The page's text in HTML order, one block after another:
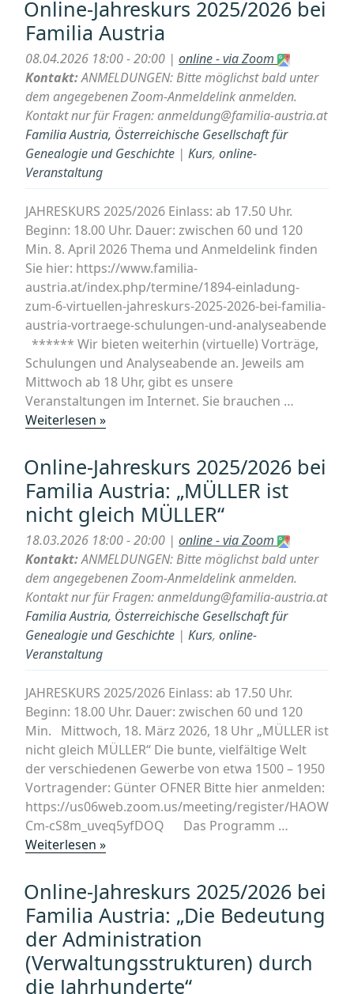
owns
scholarly
publishing?” von
Vincent
Larivière“
Online-Jahreskurs 2025/2026 bei
Familia Austria
08.04.2026 18:00 - 20:00 | online - via Zoom
Kontakt:ANMELDUNGEN: Bitte möglichst bald unter
dem angegebenen Zoom-Anmeldelink anmelden.
Kontakt nur für Fragen: anmeldung@familia-austria.at
Familia Austria, Österreichische Gesellschaft für
Genealogie und Geschichte | Kurs, online-
Veranstaltung
JAHRESKURS 2025/2026 Einlass: ab 17.50 Uhr.
Beginn: 18.00 Uhr. Dauer: zwischen 60 und 120
Min. 8. April 2026 Thema und Anmeldelink finden
Sie hier: https://www.familia-
austria.at/index.php/termine/1894-einladung-
zum-6-virtuellen-jahreskurs-2025-2026-bei-familia-
austria-vortraege-schulungen-und-analyseabende
****** Wir bieten weiterhin (virtuelle) Vorträge,
Schulungen und Analyseabende an. Jeweils am
Mittwoch ab 18 Uhr, gibt es unsere
Veranstaltungen im Internet. Sie brauchen …
Weiterlesen »„Online-
2025/2026
bei
Familia
Austria“
Online-Jahreskurs 2025/2026 bei
Familia Austria: „MÜLLER ist
nicht gleich MÜLLER“
18.03.2026 18:00 - 20:00 | online - via Zoom
Kontakt:ANMELDUNGEN: Bitte möglichst bald unter
dem angegebenen Zoom-Anmeldelink anmelden.
Kontakt nur für Fragen: anmeldung@familia-austria.at
Familia Austria, Österreichische Gesellschaft für
Genealogie und Geschichte | Kurs, online-
Veranstaltung
JAHRESKURS 2025/2026 Einlass: ab 17.50 Uhr.
Beginn: 18.00 Uhr. Dauer: zwischen 60 und 120
Min. Mittwoch, 18. März 2026, 18 Uhr „MÜLLER ist
nicht gleich MÜLLER“ Die bunte, vielfältige Welt
der verschiedenen Gewerbe von etwa 1500 – 1950
Vortragender: Günter OFNER Bitte hier anmelden:
https://us06web.zoom.us/meeting/register/HAOW
Cm-cS8m_uveq5yfDOQ Das Programm …
Weiterlesen »„Online-
2025/2026
bei
Familia
Austria:
„MÜLLER
Online-Jahreskurs 2025/2026 bei
Familia Austria: „Die Bedeutung
der Administration
(Verwaltungsstrukturen) durch
die Jahrhunderte“